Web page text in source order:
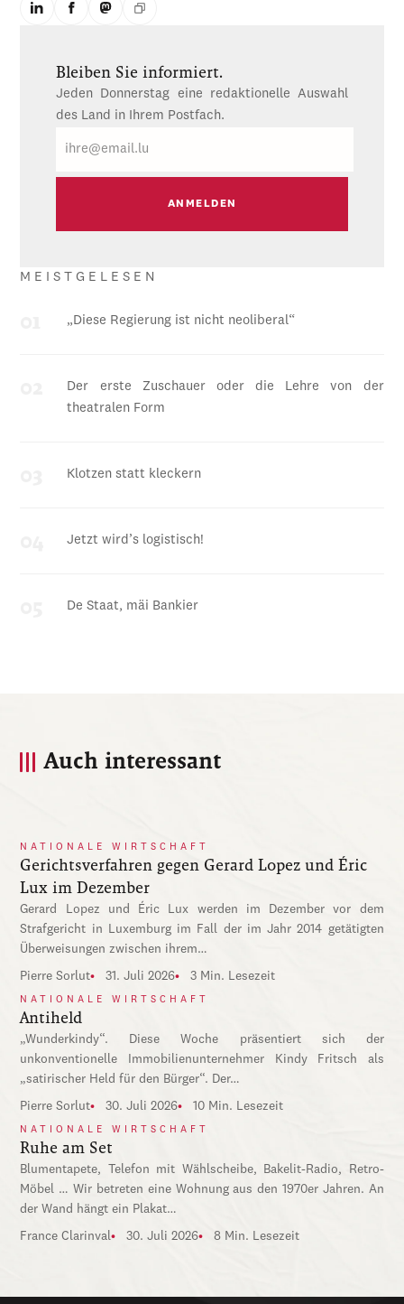
Bleiben Sie informiert.
Jeden Donnerstag eine redaktionelle Auswahl
des Land in Ihrem Postfach.
Mail
MEISTGELESEN
„Diese Regierung ist nicht neoliberal“
Der erste Zuschauer oder die Lehre von der
theatralen Form
Klotzen statt kleckern
Jetzt wird’s logistisch!
De Staat, mäi Bankier
Auch interessant
NATIONALE WIRTSCHAFT
Gerichtsverfahren gegen Gerard Lopez und Éric
Lux im Dezember
Gerard Lopez und Éric Lux werden im Dezember vor dem
Strafgericht in Luxemburg im Fall der im Jahr 2014 getätigten
Überweisungen zwischen ihrem…
Pierre Sorlut 31. Juli 2026 3 Min. Lesezeit
NATIONALE WIRTSCHAFT
Antiheld
„Wunderkindy“. Diese Woche präsentiert sich der
unkonventionelle Immobilienunternehmer Kindy Fritsch als
„satirischer Held für den Bürger“. Der…
Pierre Sorlut 30. Juli 2026 10 Min. Lesezeit
NATIONALE WIRTSCHAFT
Ruhe am Set
Blumentapete, Telefon mit Wählscheibe, Bakelit-Radio, Retro-
Möbel … Wir betreten eine Wohnung aus den 1970er Jahren. An
der Wand hängt ein Plakat…
France Clarinval 30. Juli 2026 8 Min. Lesezeit